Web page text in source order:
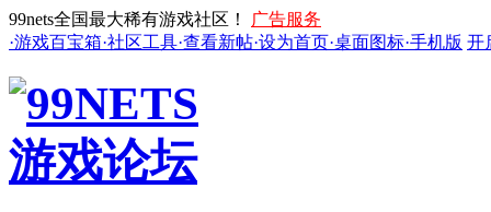
99nets全国最大稀有游戏社区！
广告服务
·游戏百宝箱·社区工具·查看新帖·设为首页·桌面图标·手机版 开